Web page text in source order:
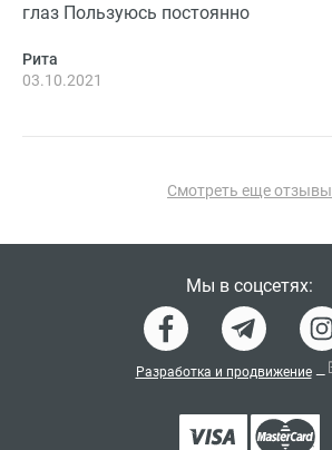
глаз Пользуюсь постоянно
Рита
03.10.2021
Смотреть еще отзывы
Мы в соцсетях:
Разработка и продвижение —